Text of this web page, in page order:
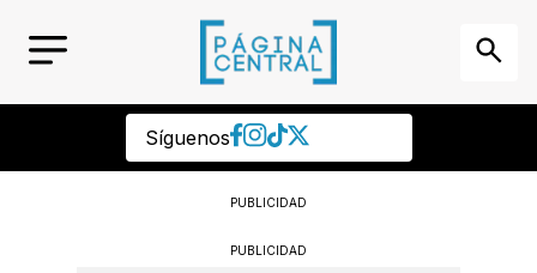
Síguenos
PUBLICIDAD
PUBLICIDAD